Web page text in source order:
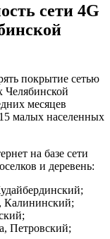
сети 4G
покрытие сетью
Челябинской
месяцев
малых населенных
на базе сети
и деревень:
Калининский;
Петровский;